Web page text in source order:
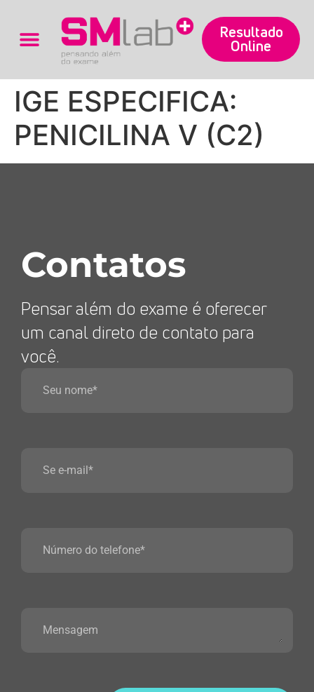
Resultado
Online
IGE ESPECIFICA:
PENICILINA V (C2)
Contatos
Pensar além do exame é oferecer
um canal direto de contato para
você.